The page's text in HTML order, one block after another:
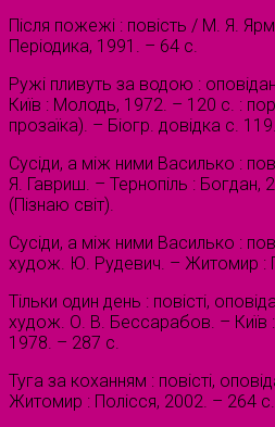
Після пожежі : повість / М. Я.
Періодика, 1991. – 64 с.
Ружі пливуть за водою :
Київ : Молодь, 1972. – 120 с. :
прозаїка). – Біогр. довідка с. 119.
Сусіди, а між ними Василько :
Я. Гавриш. – Тернопіль : Богдан,
(Пізнаю світ).
Сусіди, а між ними Василько :
худож. Ю. Рудевич. – Житомир :
Тільки один день : повісті,
худож. О. В. Бессарабов. – Київ
1978. – 287 с.
Туга за коханням : повісті,
Житомир : Полісся, 2002. – 264 с.